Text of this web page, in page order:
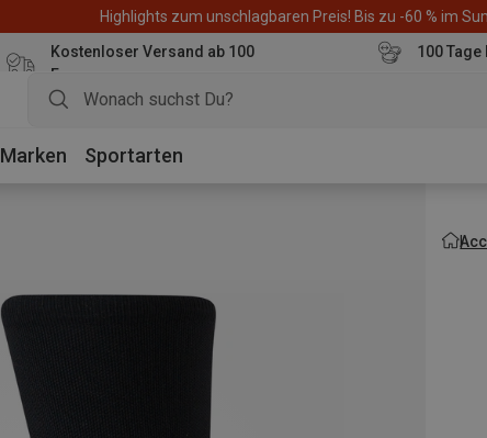
Highlights zum unschlagbaren Preis! Bis zu -60 % im
Kostenloser Versand ab 100
Euro
100
Marken Sportarten